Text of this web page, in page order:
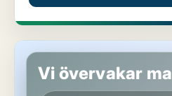
Hus i Nacka, Saltsjöbaden
Vi övervakar